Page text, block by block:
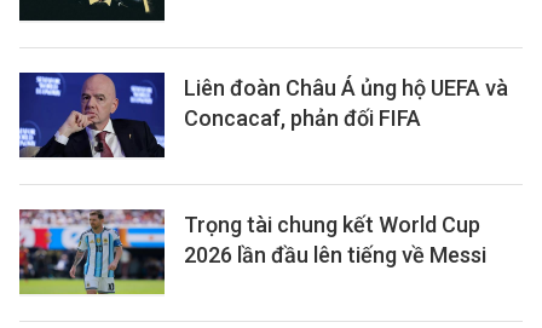
Liên đoàn Châu Á ủng hộ UEFA và
Concacaf, phản đối FIFA
Trọng tài chung kết World Cup
2026 lần đầu lên tiếng về Messi